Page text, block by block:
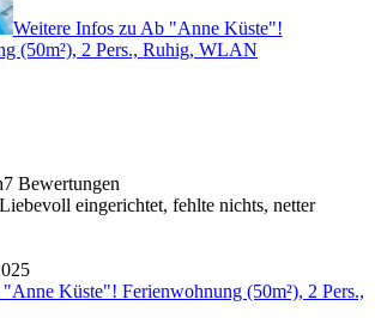
Weitere Infos zu Ab "Anne Küste"!
(50m²), 2 Pers., Ruhig, WLAN
7 Bewertungen
eingerichtet, fehlte nichts, netter
Küste"! Ferienwohnung (50m²), 2 Pers.,